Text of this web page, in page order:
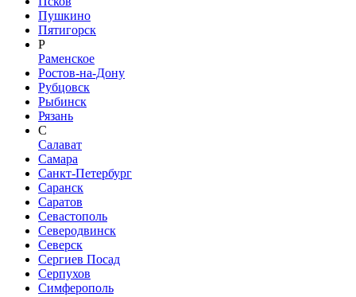
Пушкино
Пятигорск
Р
Раменское
Ростов-на-Дону
Рубцовск
Рыбинск
Рязань
С
Салават
Самара
Санкт-Петербург
Саранск
Саратов
Севастополь
Северодвинск
Северск
Сергиев Посад
Серпухов
Симферополь